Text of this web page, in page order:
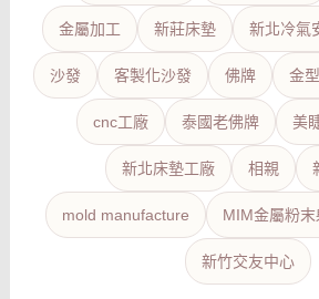
金屬加工 新莊床墊 新北冷氣
沙發 客製化沙發 佛牌 金
cnc工廠 泰國老佛牌 美
新北床墊工廠 相親
mold manufacture MIM金屬粉末
新竹交友中心